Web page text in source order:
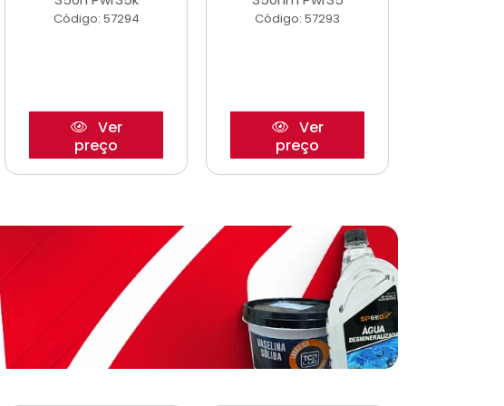
Código: 57294
Ver
preço
Código: 57293
Ver
preço